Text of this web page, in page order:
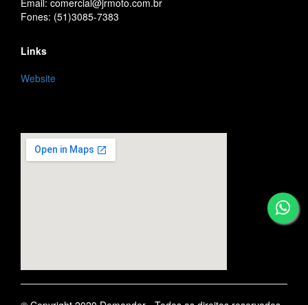
Email: comercial@jrmoto.com.br
Fones: (51)3085-7383
Links
Website